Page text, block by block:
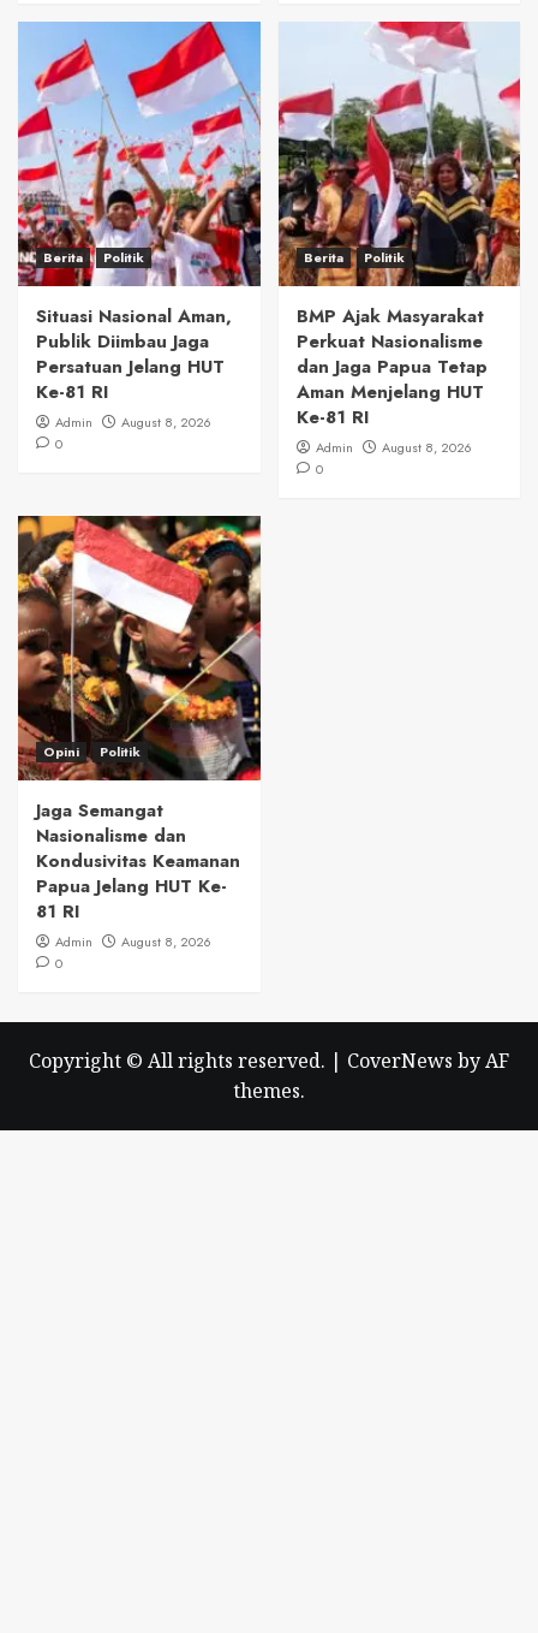
Berita Politik
Situasi Nasional Aman,
Publik Diimbau Jaga
Persatuan Jelang HUT
Ke-81 RI
Admin
August 8, 2026
0
Berita Politik
BMP Ajak Masyarakat
Perkuat Nasionalisme
dan Jaga Papua Tetap
Aman Menjelang HUT
Ke-81 RI
Admin
August 8, 2026
0
Opini Politik
Jaga Semangat
Nasionalisme dan
Kondusivitas Keamanan
Papua Jelang HUT Ke-
81 RI
Admin
August 8, 2026
0
Copyright © All rights reserved. | CoverNews by AF
themes.